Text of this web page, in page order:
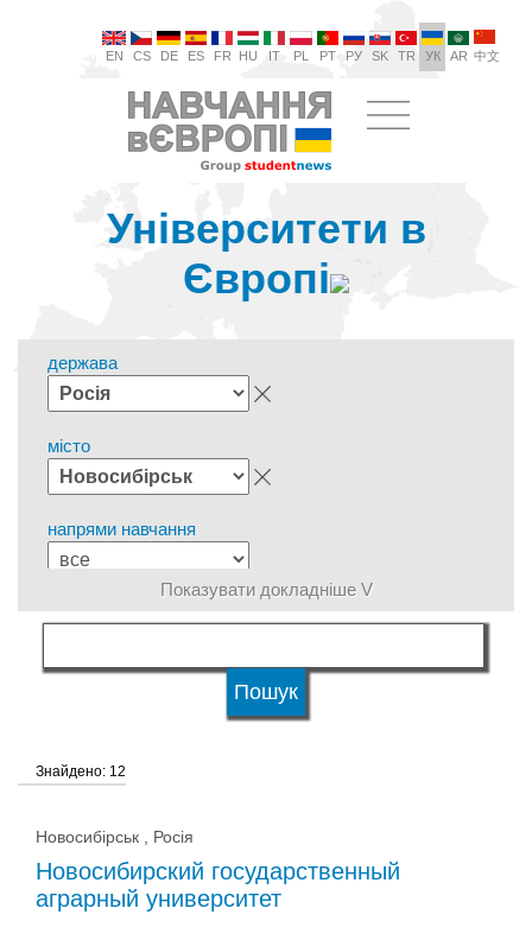
EN CS DE ES FR HU IT PL PT РУ SK TR УК AR 中文
Університети в
Європі
держава
місто
напрями навчання
мова навчання
Статус університету
Показувати докладніше V
Знайдено: 12
Новосибірськ , Росія
Новосибирский государственный
аграрный университет